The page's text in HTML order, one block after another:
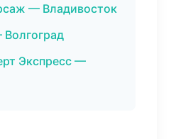
— Владивосток
Экспресс —